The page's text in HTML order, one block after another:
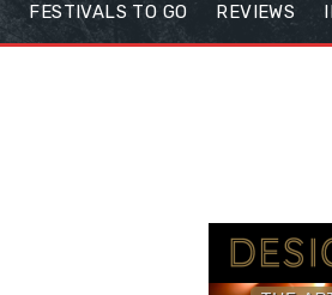
FESTIVALS TO GO REVIEWS